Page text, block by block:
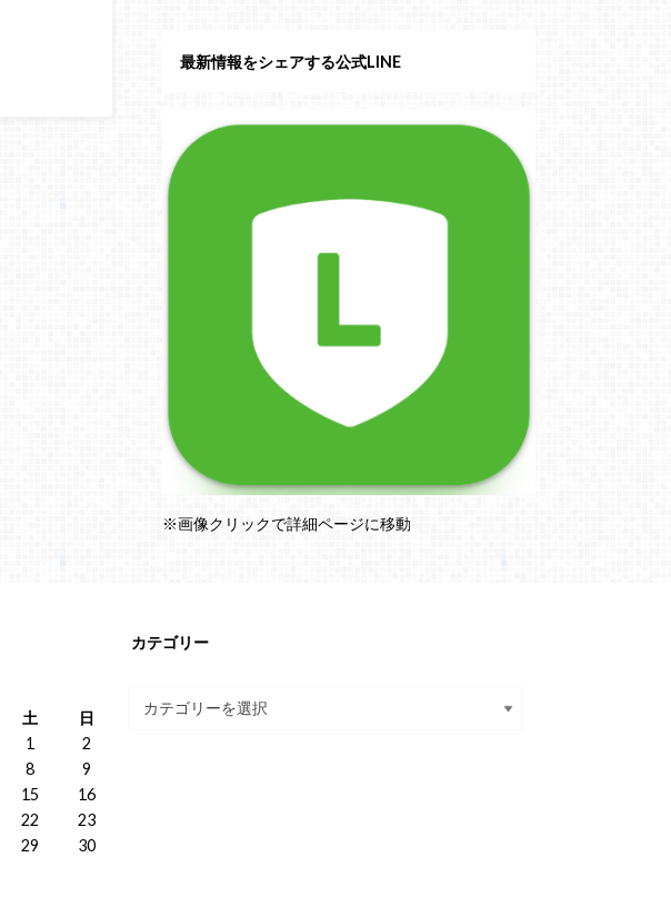
最新情報をシェアする公式LINE
※画像クリックで詳細ページに移動
土
日
1
2
8
9
15
16
22
23
29
30
カテゴリー